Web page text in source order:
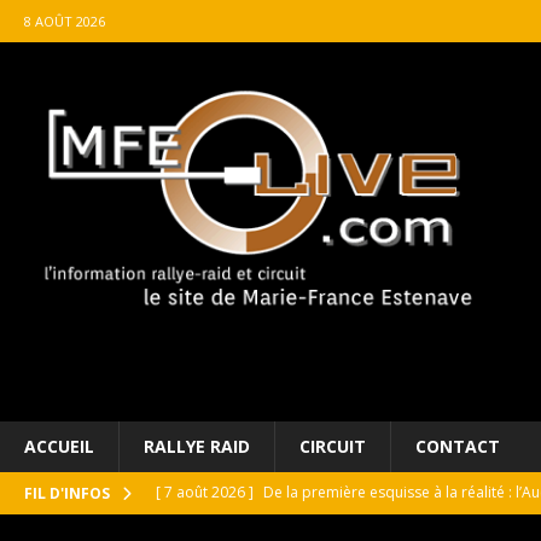
8 AOÛT 2026
ACCUEIL RALLYE RAID CIRCUIT CONTACT
FIL D'INFOS [ 7 août 2026 ] De la première esquisse à la réalité :